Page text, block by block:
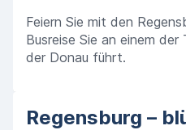
Feiern Sie mit den
Busreise Sie an einem
der Donau führt.
Regensburg –